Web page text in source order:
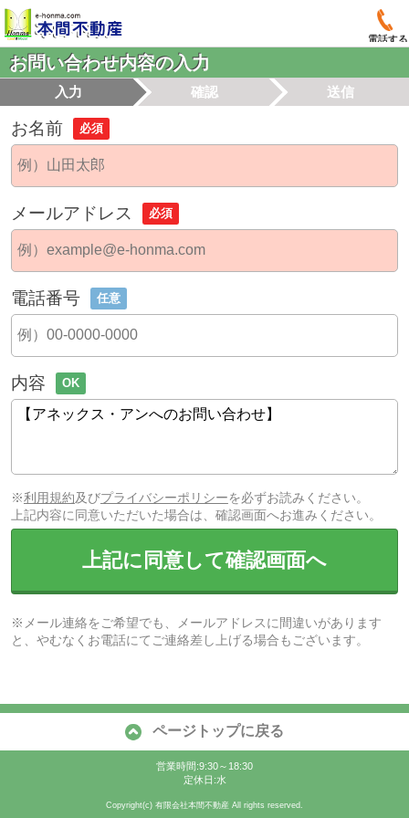
電話する
お問い合わせ内容の入力
入力 確認 送信
お名前 必須
メールアドレス 必須
電話番号 任意
内容 OK
※利用規約及びプライバシーポリシーを必ずお読みください。
上記内容に同意いただいた場合は、確認画面へお進みください。
上記に同意して確認画面へ
※メール連絡をご希望でも、メールアドレスに間違いがあります
と、やむなくお電話にてご連絡差し上げる場合もございます。
ページトップに戻る
営業時間:9:30～18:30
定休日:水
Copyright(c) 有限会社本間不動産 All rights reserved.